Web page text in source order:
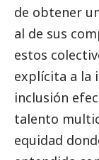
de obtener
al de sus
estos
explícita a la
inclusión
talento
equidad